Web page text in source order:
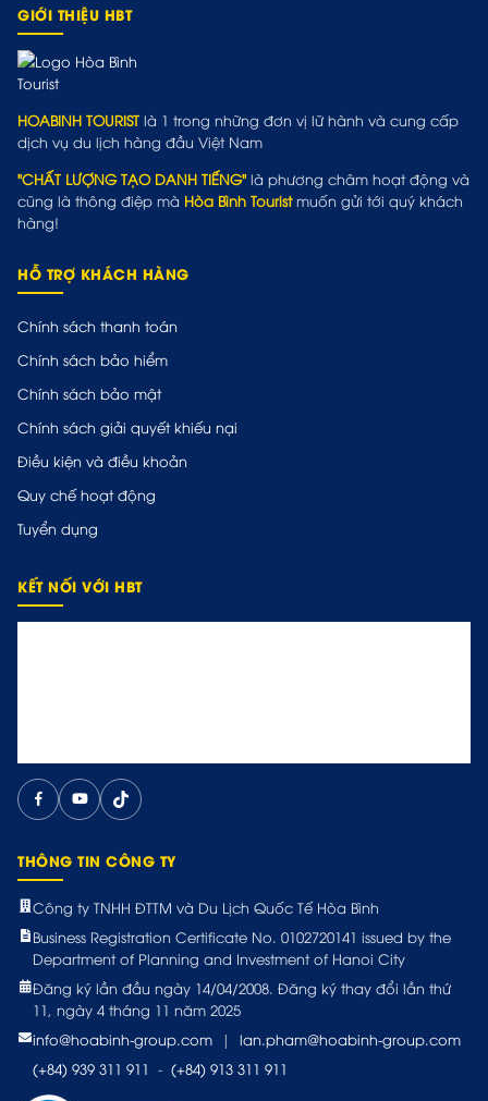
GIỚI THIỆU HBT
HOABINH TOURIST là 1 trong những đơn vị lữ hành và cung cấp
dịch vụ du lịch hàng đầu Việt Nam
"CHẤT LƯỢNG TẠO DANH TIẾNG" là phương châm hoạt động và
cũng là thông điệp mà Hòa Bình Touristmuốn gửi tới quý khách
hàng!
HỖ TRỢ KHÁCH HÀNG
Chính sách thanh toán
Chính sách bảo hiểm
Chính sách bảo mật
Chính sách giải quyết khiếu nại
Điều kiện và điều khoản
Quy chế hoạt động
Tuyển dụng
KẾT NỐI VỚI HBT
THÔNG TIN CÔNG TY
Công ty TNHH ĐTTM và Du Lịch Quốc Tế Hòa Bình
Business Registration Certificate No. 0102720141 issued by the
Department of Planning and Investment of Hanoi City
Đăng ký lần đầu ngày 14/04/2008. Đăng ký thay đổi lần thứ
11, ngày 4 tháng 11 năm 2025
info@hoabinh-group.com
|
lan.pham@hoabinh-group.com
(+84) 939 311 911 - (+84) 913 311 911